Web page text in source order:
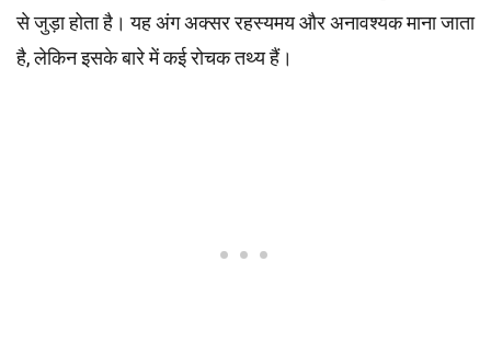
से जुड़ा होता है। यह अंग अक्सर रहस्यमय और अनावश्यक माना जाता
है, लेकिन इसके बारे में कई रोचक तथ्य हैं।